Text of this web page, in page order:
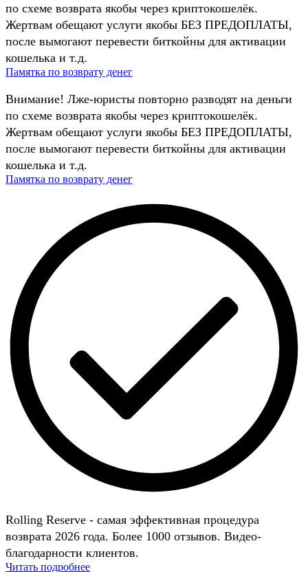
по схеме возврата якобы через криптокошелёк.
Жертвам обещают услуги якобы БЕЗ ПРЕДОПЛАТЫ,
после вымогают перевести биткойны для активации
кошелька и т.д.
Памятка по возврату денег
Внимание! Лже-юристы повторно разводят на деньги
по схеме возврата якобы через криптокошелёк.
Жертвам обещают услуги якобы БЕЗ ПРЕДОПЛАТЫ,
после вымогают перевести биткойны для активации
кошелька и т.д.
Памятка по возврату денег
Rolling Reserve - самая эффективная процедура
возврата 2026 года. Более 1000 отзывов. Видео-
благодарности клиентов.
Читать подробнее